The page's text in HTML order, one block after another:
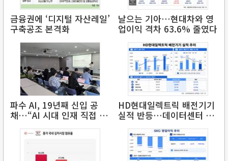
금융권에 ‘디지털 자산레일’
구축공조 본격화
날으는 기아…현대차와 영
업이익 격차 63.6% 줄였다
파수 AI, 19년째 신입 공
채…“AI 시대 인재 직접 키
운다”
HD현대일렉트릭 배전기기
실적 반등…데이터센터 수
주↑